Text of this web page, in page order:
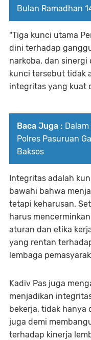
Bulan Ramadhan
"Tiga kunci utama
dini terhadap
narkoba, dan sinergi
kunci tersebut tidak
integritas yang kuat
Baca Juga :
Polres Pasuruan
Baksos
Integritas adalah
bawahi bahwa
tetapi keharusan.
harus
aturan dan etika
yang rentan
lembaga
Kadiv Pas juga
menjadikan
bekerja, tidak
juga demi
terhadap kinerja